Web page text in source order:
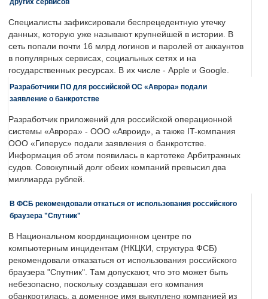
других сервисов
Специалисты зафиксировали беспрецедентную утечку
данных, которую уже называют крупнейшей в истории. В
сеть попали почти 16 млрд логинов и паролей от аккаунтов
в популярных сервисах, социальных сетях и на
государственных ресурсах. В их числе - Apple и Google.
Разработчики ПО для российской ОС «Аврора» подали
заявление о банкротстве
Разработчик приложений для российской операционной
системы «Аврора» - ООО «Авроид», а также IT-компания
ООО «Гиперус» подали заявления о банкротстве.
Информация об этом появилась в картотеке Арбитражных
судов. Совокупный долг обеих компаний превысил два
миллиарда рублей.
В ФСБ рекомендовали откаться от использования российского
браузера "Спутник"
В Национальном координационном центре по
компьютерным инцидентам (НКЦКИ, структура ФСБ)
рекомендовали отказаться от использования российского
браузера "Спутник". Там допускают, что это может быть
небезопасно, поскольку создавшая его компания
обанкротилась, а доменное имя выкуплено компанией из